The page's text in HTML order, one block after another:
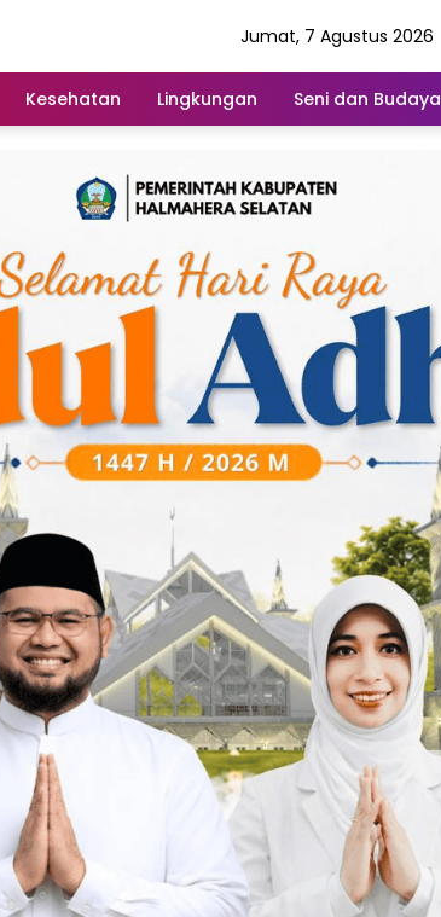
Jumat, 7 Agustus 2026
Kesehatan Lingkungan Seni dan Budaya